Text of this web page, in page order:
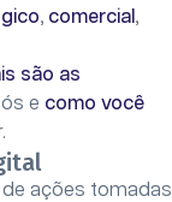
, comercial ,
são as
e como você
ações tomadas